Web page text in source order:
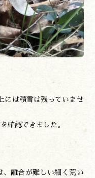
には積雪は残っていませ
確認できました。
、離合が難しい細く荒い